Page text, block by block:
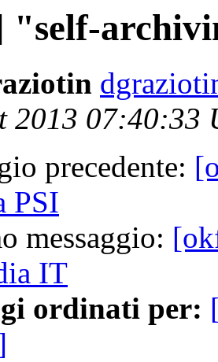
2013 07:40:33
precedente:
PSI
messaggio:
IT
ordinati per: